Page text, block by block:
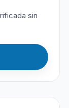
sin